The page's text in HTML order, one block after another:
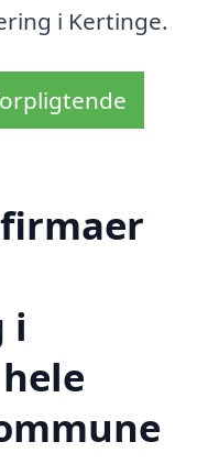
i Kertinge.
i